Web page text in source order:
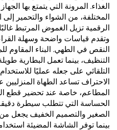
الغذاء. المرونة التي يتمتع بها
المختلفة، من الشواء والتحمير
الرقمية تزيل الغموض المرتبط
وتقدم قياسات واضحة وسهلة
النقص في الطهي. البناء المقاوم
التنظيف، بينما تعمل البطارية
التلقائي على جعله عمليًا
الاحتراف تساعد الطهاة المنزليين
المطاعم، خاصة عند تحضير قطع
الحساسة التي تتطلب سيطرة
الصغير والتصميم الخفيف يجعل
بينما توفر الشاشة المضيئة